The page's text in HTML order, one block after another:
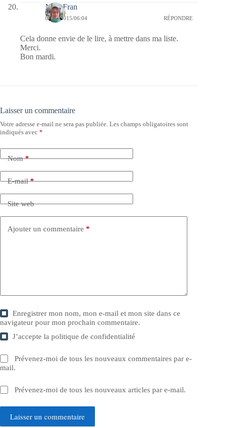
NanyFran
02/06/2015/06:04 RÉPONDRE
Cela donne envie de le lire, à mettre dans ma liste.
Merci.
Bon mardi.
Laisser un commentaire
Votre adresse e-mail ne sera pas publiée. Les champs obligatoires sont
indiqués avec *
Nom*
E-mail*
Site web
Ajouter un commentaire *
Enregistrer mon nom, mon e-mail et mon site dans ce
navigateur pour mon prochain commentaire.
J’accepte lapolitique de confidentialité
Prévenez-moi de tous les nouveaux commentaires par e-
mail.
Prévenez-moi de tous les nouveaux articles par e-mail.
Laisser un commentaire